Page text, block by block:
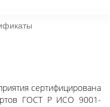
сертифицирована
ГОСТ Р ИСО 9001-